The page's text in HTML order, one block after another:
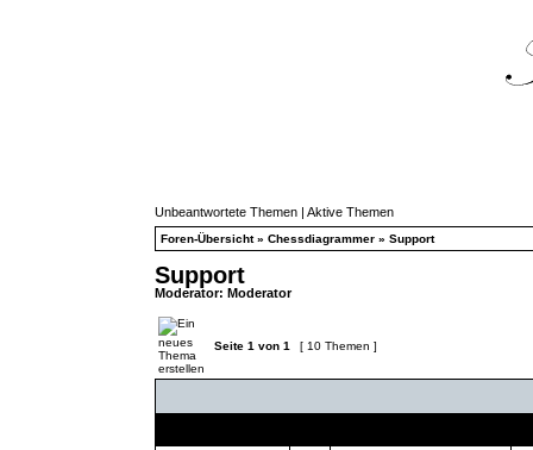
Unbeantwortete Themen | Aktive Themen
Foren-Übersicht» Chessdiagrammer » Support
Support
Moderator: Moderator
Seite 1 von 1 [ 10 Themen ]